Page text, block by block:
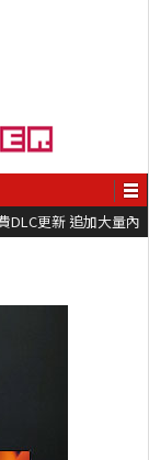
DLC更新 追加大量內